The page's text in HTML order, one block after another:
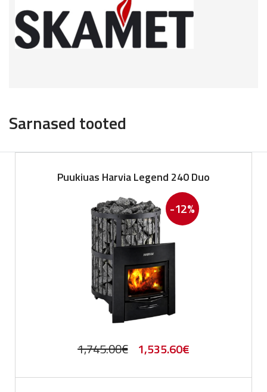
Sarnased tooted
Puukiuas Harvia Legend 240 Duo
-12%
1,745.00€ Original
1,535.60€Current